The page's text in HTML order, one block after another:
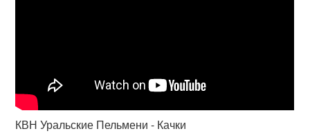
КВН Уральские Пельмени - Качки